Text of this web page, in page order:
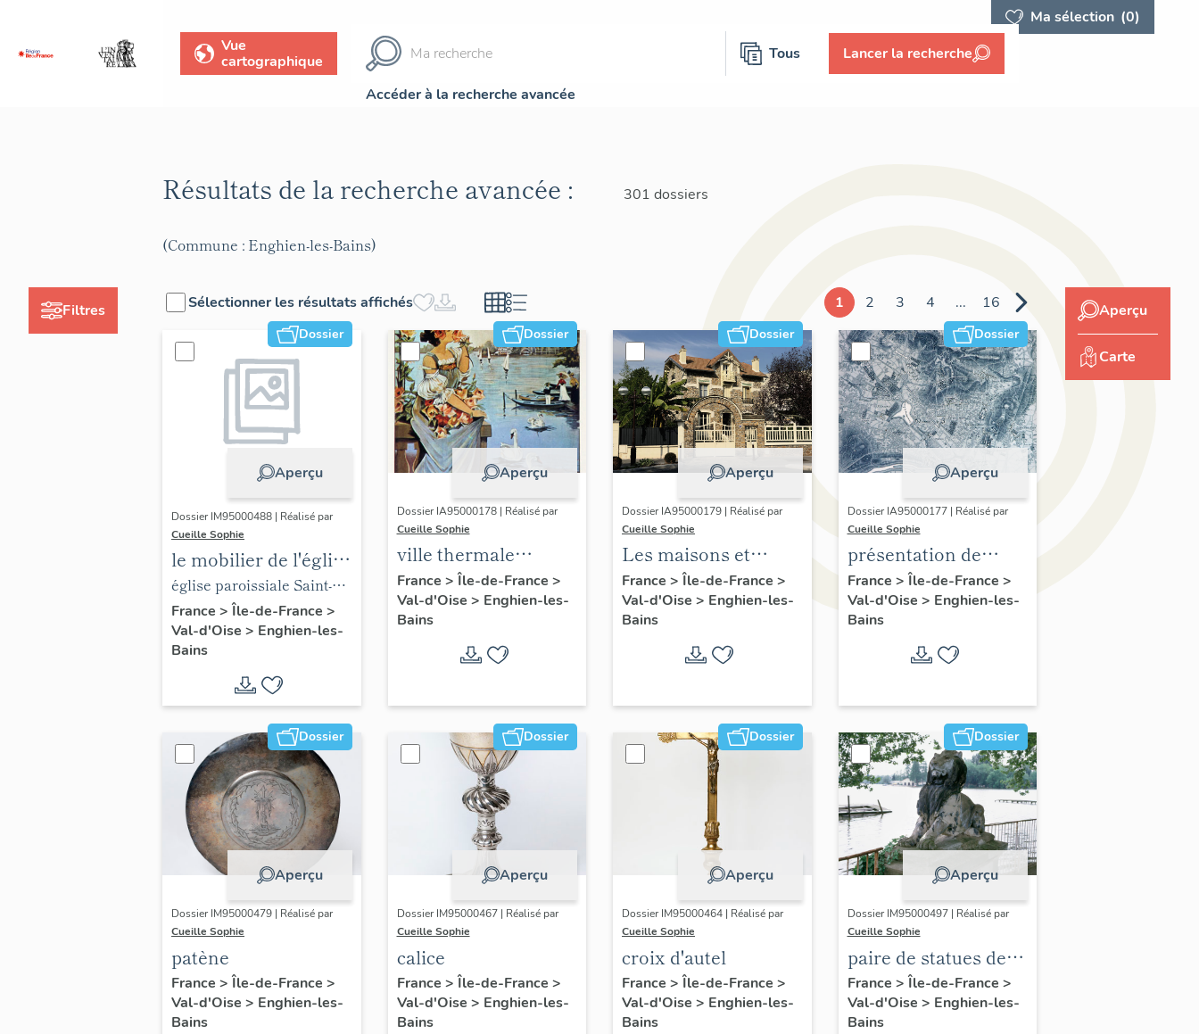
Ma sélection (0)
Vue
cartographique
Tous Lancer la recherche
Accéder à la recherche avancée
Filtres
Résultats de la recherche avancée : 301 dossiers
(Commune : Enghien-les-Bains)
Sélectionner les résultats affichés 1 2 3 4 ... 16
Dossier
Aperçu
Dossier IM95000488 | Réalisé par
Cueille Sophie
le mobilier de l'église
paroissiale Saint-
Joseph
église paroissiale Saint-
Joseph
France > Île-de-France >
Val-d'Oise > Enghien-les-
Bains
Dossier
Aperçu
Dossier IA95000178 | Réalisé par
Cueille Sophie
ville thermale
d'Enghien-les-Bains
France > Île-de-France >
Val-d'Oise > Enghien-les-
Bains
Dossier
Aperçu
Dossier IA95000179 | Réalisé par
Cueille Sophie
Les maisons et
immeubles
d'Enghien-les-Bains
France > Île-de-France >
Val-d'Oise > Enghien-les-
Bains
Dossier
Aperçu
Dossier IA95000177 | Réalisé par
Cueille Sophie
présentation de
l'étude du
patrimoine
d'Enghien-Les-Bains
France > Île-de-France >
Val-d'Oise > Enghien-les-
Bains
Dossier
Aperçu
Dossier IM95000479 | Réalisé par
Cueille Sophie
patène
France > Île-de-France >
Val-d'Oise > Enghien-les-
Bains
Dossier
Aperçu
Dossier IM95000467 | Réalisé par
Cueille Sophie
calice
France > Île-de-France >
Val-d'Oise > Enghien-les-
Bains
Dossier
Aperçu
Dossier IM95000464 | Réalisé par
Cueille Sophie
croix d'autel
France > Île-de-France >
Val-d'Oise > Enghien-les-
Bains
Dossier
Aperçu
Dossier IM95000497 | Réalisé par
Cueille Sophie
paire de statues de
lions
France > Île-de-France >
Val-d'Oise > Enghien-les-
Bains
Aperçu
Carte